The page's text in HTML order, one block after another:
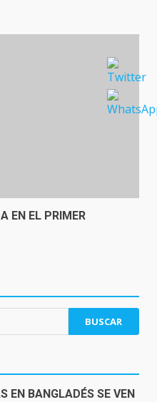
EN EL PRIMER
EN BANGLADÉS SE VEN